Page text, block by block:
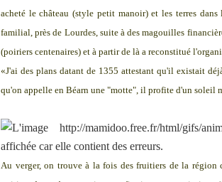
acheté le château (style petit manoir) et les terres
familial, près de Lourdes, suite à des magouilles
(poiriers centenaires) et à partir de là a reconstitué
«J'ai des plans datant de 1355 attestant qu'il existait
qu'on appelle en Béarn une "motte", il profite d'un soleil
Au verger, on trouve à la fois des fruitiers de la région